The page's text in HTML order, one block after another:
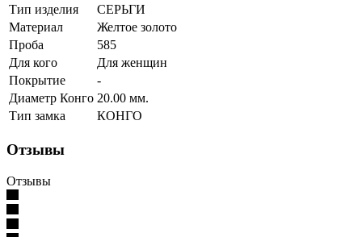
Тип изделия
СЕРЬГИ
Материал
Желтое золото
Проба
585
Для кого
Для женщин
Покрытие
-
Диаметр Конго 20.00 мм.
Тип замка
КОНГО
Отзывы
Отзывы